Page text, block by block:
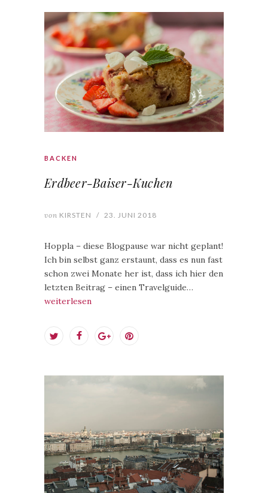
BACKEN
Erdbeer-Baiser-Kuchen
von KIRSTEN / 23. JUNI 2018
Hoppla – diese Blogpause war nicht geplant!
Ich bin selbst ganz erstaunt, dass es nun fast
schon zwei Monate her ist, dass ich hier den
letzten Beitrag – einen Travelguide…
weiterlesen